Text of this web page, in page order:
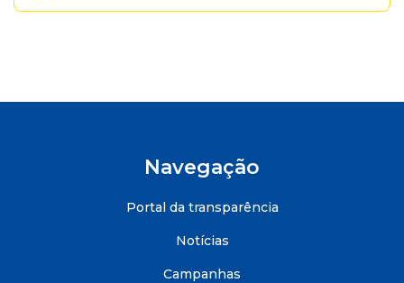
Navegação
Portal da transparência
Notícias
Campanhas